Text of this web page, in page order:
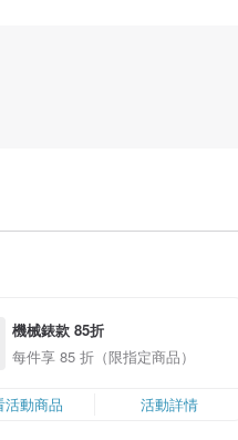
機械錶款 85折
每件享 85 折（限指定商品）
活動商品 活動詳情